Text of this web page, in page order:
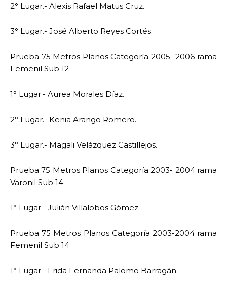
2° Lugar.- Alexis Rafael Matus Cruz.
3° Lugar.- José Alberto Reyes Cortés.
Prueba 75 Metros Planos Categoría 2005- 2006 rama
Femenil Sub 12
1° Lugar.- Aurea Morales Díaz.
2° Lugar.- Kenia Arango Romero.
3° Lugar.- Magali Velázquez Castillejos.
Prueba 75 Metros Planos Categoría 2003- 2004 rama
Varonil Sub 14
1° Lugar.- Julián Villalobos Gómez.
Prueba 75 Metros Planos Categoría 2003-2004 rama
Femenil Sub 14
1° Lugar.- Frida Fernanda Palomo Barragán.